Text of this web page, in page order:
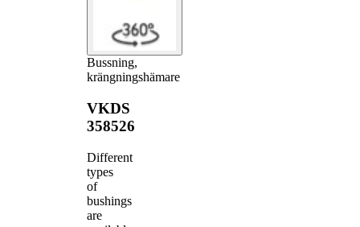
Bussning,
krängningshämare
VKDS
358526
Different
types
of
bushings
are